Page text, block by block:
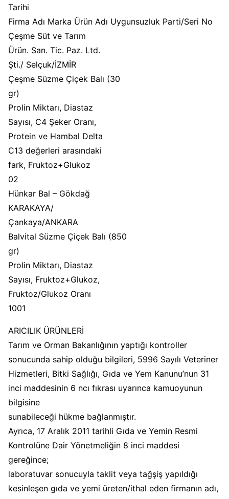
Tarihi
Firma Adı Marka Ürün Adı Uygunsuzluk Parti/Seri No
Çeşme Süt ve Tarım
Ürün. San. Tic. Paz. Ltd.
Şti./ Selçuk/İZMİR
Çeşme Süzme Çiçek Balı (30
gr)
Prolin Miktarı, Diastaz
Sayısı, C4 Şeker Oranı,
Protein ve Hambal Delta
C13 değerleri arasındaki
fark, Fruktoz+Glukoz
02
Hünkar Bal – Gökdağ
KARAKAYA/
Çankaya/ANKARA
Balvital Süzme Çiçek Balı (850
gr)
Prolin Miktarı, Diastaz
Sayısı, Fruktoz+Glukoz,
Fruktoz/Glukoz Oranı
1001
ARICILIK ÜRÜNLERİ
Tarım ve Orman Bakanlığının yaptığı kontroller
sonucunda sahip olduğu bilgileri, 5996 Sayılı Veteriner
Hizmetleri, Bitki Sağlığı, Gıda ve Yem Kanunu’nun 31
inci maddesinin 6 ncı fıkrası uyarınca kamuoyunun
bilgisine
sunabileceği hükme bağlanmıştır.
Ayrıca, 17 Aralık 2011 tarihli Gıda ve Yemin Resmi
Kontrolüne Dair Yönetmeliğin 8 inci maddesi
gereğince;
laboratuvar sonucuyla taklit veya tağşiş yapıldığı
kesinleşen gıda ve yemi üreten/ithal eden firmanın adı,